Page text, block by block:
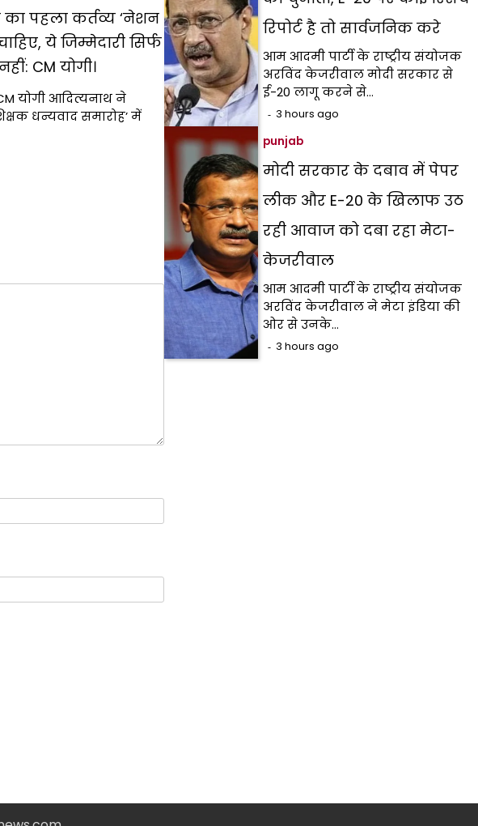
पहला कर्तव्य ‘नेशन
ये जिम्मेदारी सिर्फ
CM योगी।
योगी आदित्यनाथ ने
धन्यवाद समारोह’ में
रिपोर्ट है तो सार्वजनिक करे
आम आदमी पार्टी के राष्ट्रीय संयोजक
अरविंद केजरीवाल मोदी सरकार से
ई-20 लागू करने से…
3 hours ago
punjab
मोदी सरकार के दबाव में पेपर
लीक और E-20 के खिलाफ उठ
रही आवाज को दबा रहा मेटा-
केजरीवाल
आम आदमी पार्टी के राष्ट्रीय संयोजक
अरविंद केजरीवाल ने मेटा इंडिया की
ओर से उनके…
3 hours ago